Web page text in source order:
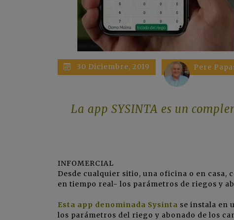
30 Diciembre, 2019 Pere
La app SYSINTA es un
INFOMERCIAL
Desde cualquier sitio, una oficina o en
en tiempo real- los parámetros de riegos y
Esta app denominada Sysinta se instala en
los parámetros del riego y abonado de los